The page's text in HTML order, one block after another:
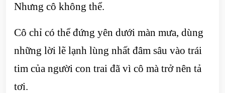
Nhưng cô không thể.
Cô chỉ có thể đứng yên dưới màn mưa, dùng
những lời lẽ lạnh lùng nhất đâm sâu vào trái
tim của người con trai đã vì cô mà trở nên tả
tơi.